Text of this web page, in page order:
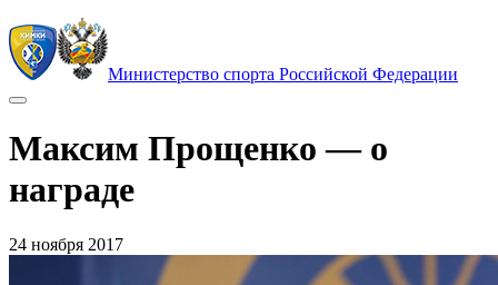
Министерство спорта Российской Федерации
Максим Прощенко — о
награде
24 ноября 2017